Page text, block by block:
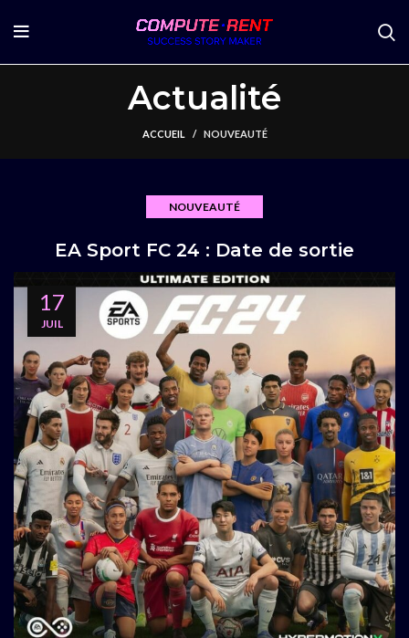
Actualité
ACCUEIL NOUVEAUTÉ
NOUVEAUTÉ
EA Sport FC 24 : Date de sortie
17
JUIL